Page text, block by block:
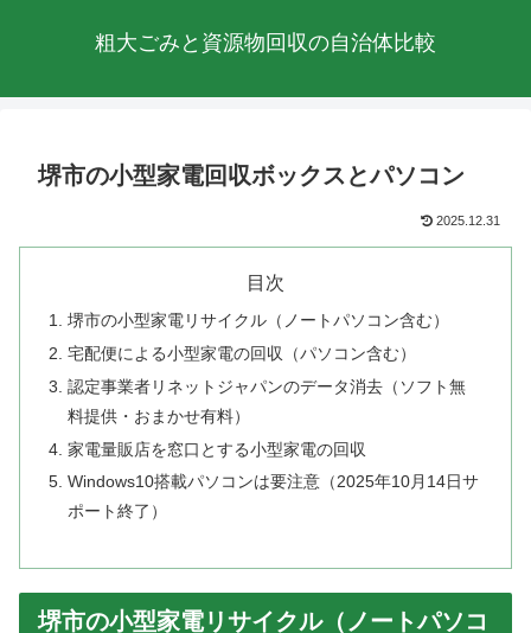
粗大ごみと資源物回収の自治体比較
堺市の小型家電回収ボックスとパソコン
2025.12.31
目次
堺市の小型家電リサイクル（ノートパソコン含む）
宅配便による小型家電の回収（パソコン含む）
認定事業者リネットジャパンのデータ消去（ソフト無
料提供・おまかせ有料）
家電量販店を窓口とする小型家電の回収
Windows10搭載パソコンは要注意（2025年10月14日サ
ポート終了）
堺市の小型家電リサイクル（ノートパソコ